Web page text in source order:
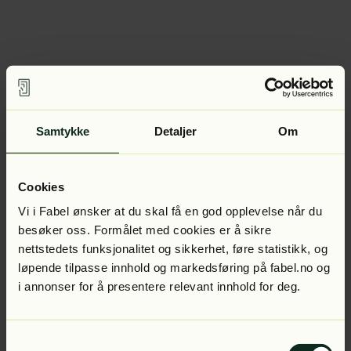
Samtykke Detaljer Om
Cookies
Vi i Fabel ønsker at du skal få en god opplevelse når du
besøker oss. Formålet med cookies er å sikre
nettstedets funksjonalitet og sikkerhet, føre statistikk, og
løpende tilpasse innhold og markedsføring på fabel.no og
i annonser for å presentere relevant innhold for deg.